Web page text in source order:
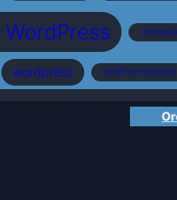
WordPress
wordpress WordPress